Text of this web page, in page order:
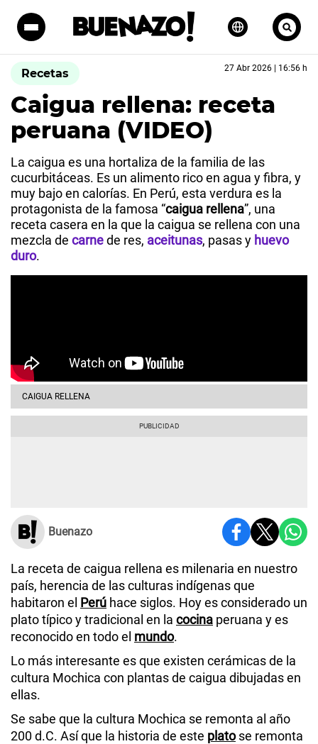
Recetas 27 Abr 2026 | 16:56 h
Caigua rellena: receta
peruana (VIDEO)
La caigua es una hortaliza de la familia de las
cucurbitáceas. Es un alimento rico en agua y fibra, y
muy bajo en calorías. En Perú, esta verdura es la
protagonista de la famosa “caigua rellena”, una
receta casera en la que la caigua se rellena con una
mezcla de carnede res, aceitunas, pasas y huevo
duro.
CAIGUA RELLENA
Buenazo
La receta de caigua rellena es milenaria en nuestro
país, herencia de las culturas indígenas que
habitaron el Perú hace siglos. Hoy es considerado un
plato típico y tradicional en la cocina peruana y es
reconocido en todo el mundo.
Lo más interesante es que existen cerámicas de la
cultura Mochica con plantas de caigua dibujadas en
ellas.
Se sabe que la cultura Mochica se remonta al año
200 d.C. Así que la historia de este platose remonta